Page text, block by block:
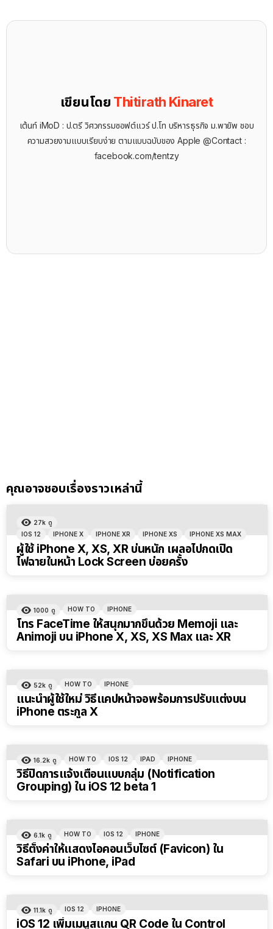
เขียนโดย Thitirath Kinaret
เต้นท์ iMoD : ป.ตรี วิศวกรรมซอฟต์แวร์ ป.โท บริหารธุรกิจ ม.พายัพ ชอบ
ความสวยงามแบบเรียบง่าย ตามแบบฉบับของ Apple @Contact :
facebook.com/tentzy
คุณอาจชอบเรื่องราวเหล่านี้
27k ดู
IOS 12
IPHONE X IPHONE XR IPHONE XS IPHONE XS MAX
ผู้ใช้ iPhone X, XS, XR บ่นหนัก เผลอไปกดเปิด
ไฟฉายในหน้า Lock Screen บ่อยครั้ง
1000 ดู HOW TO IPHONE
โทร FaceTime ให้สนุกมากขึ้นด้วย Memoji และ
Animoji บน iPhone X, XS, XS Max และ XR
52k ดู HOW TO IPHONE
แนะนำผู้ใช้ใหม่ วิธีแคปหน้าจอพร้อมการปรับแต่งบน
iPhone ตระกูล X
16.2k ดู HOW TO IOS 12 IPAD IPHONE
วิธีปิดการแจ้งเตือนแบบกลุ่ม (Notification
Grouping) ใน iOS 12 beta 1
6.1k ดู HOW TO IOS 12 IPHONE
วิธีตั้งค่าให้แสดงไอคอนเว็บไซต์ (Favicon) ใน
Safari บน iPhone, iPad
11.1k ดู IOS 12 IPHONE
iOS 12 เพิ่มเมนูสแกน QR Code ใน Control